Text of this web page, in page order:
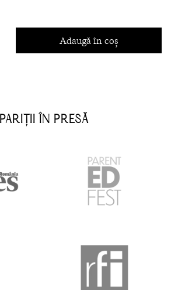
Adaugă în coș
ÎN PRESĂ